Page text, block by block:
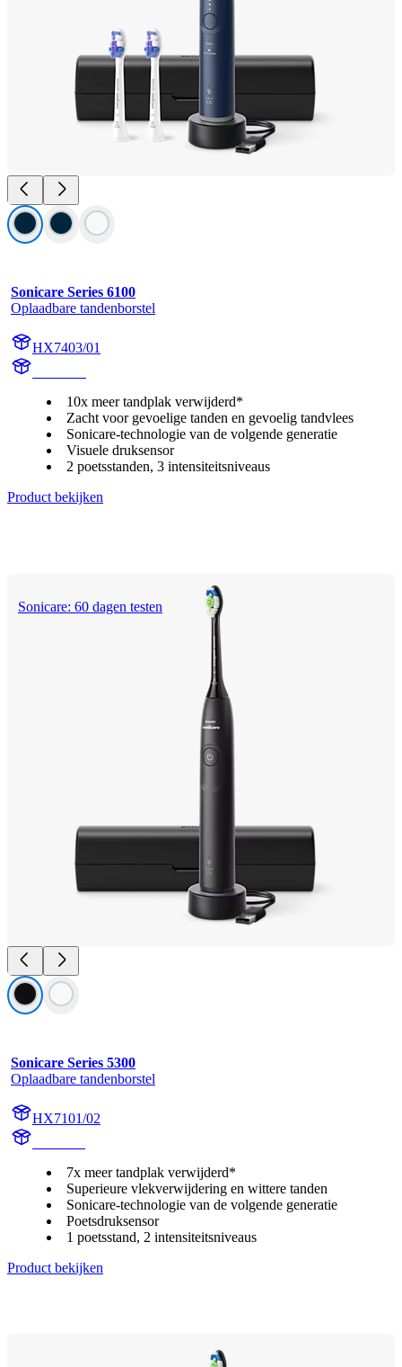
Sonicare Series 6100
Oplaadbare tandenborstel
HX7403/01
10x meer tandplak verwijderd*
Zacht voor gevoelige tanden en gevoelig tandvlees
Sonicare-technologie van de volgende generatie
Visuele druksensor
2 poetsstanden, 3 intensiteitsniveaus
Product bekijken
Sonicare: 60 dagen testen
Sonicare Series 5300
Oplaadbare tandenborstel
HX7101/02
7x meer tandplak verwijderd*
Superieure vlekverwijdering en wittere tanden
Sonicare-technologie van de volgende generatie
Poetsdruksensor
1 poetsstand, 2 intensiteitsniveaus
Product bekijken